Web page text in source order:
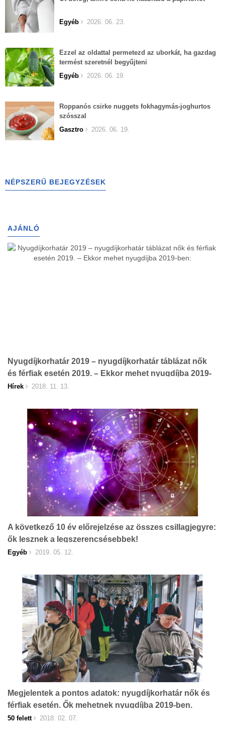
Egyéb 2026. 06. 23.
Ezzel az oldattal permetezd az uborkát, ha gazdag
termést szeretnél begyűjteni
Egyéb
2026. 06. 19.
Roppanós csirke nuggets fokhagymás-joghurtos
szósszal
Gasztro
2026. 06. 19.
NÉPSZERŰ BEJEGYZÉSEK
AJÁNLÓ
Nyugdíjkorhatár 2019 – nyugdíjkorhatár táblázat nők
és férfiak esetén 2019. – Ekkor mehet nyugdíjba 2019-
ben:
Hírek 2018. 11. 13.
A következő 10 év előrejelzése az összes csillagjegyre:
ők lesznek a legszerencsésebbek!
Egyéb 2019. 05. 12.
Megjelentek a pontos adatok: nyugdíjkorhatár nők és
férfiak esetén. Ők mehetnek nyugdíjba 2019-ben.
50 felett 2018. 02. 07.